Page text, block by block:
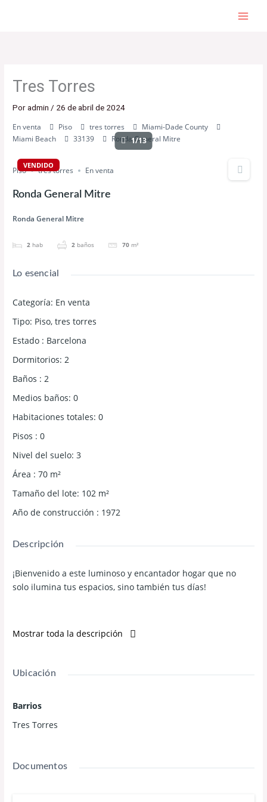
Tres Torres
Poradmin / 26 de abril de 2024
En venta Piso tres torres
Miami-Dade County
Miami Beach
33139 Ronda General Mitre
VENDIDO
1/13
Piso tres torres En venta
Ronda General Mitre
Ronda General Mitre
2 hab 2 baños 70 m²
Lo esencial
Categoría: En venta
Tipo: Piso,tres torres
Estado : Barcelona
Dormitorios: 2
Baños : 2
Medios baños: 0
Habitaciones totales: 0
Pisos : 0
Nivel del suelo: 3
Área : 70 m²
Tamaño del lote: 102 m²
Año de construcción : 1972
Descripción
¡Bienvenido a este luminoso y encantador hogar que no
solo ilumina tus espacios, sino también tus días!
entre sí, flexibles y adaptados a tus necesidades.
Las habitaciones conectadas son una característica
baño en el medio.
espacio de trabajo, ¡tú decides!
Mostrar toda la descripción
Ubicación
Barrios
Tres Torres
Documentos